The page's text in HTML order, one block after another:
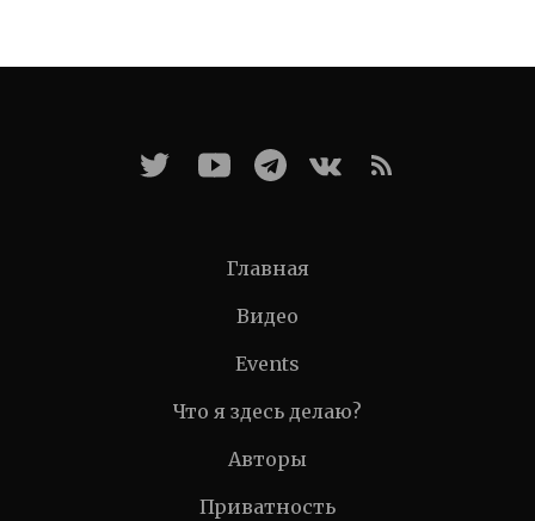
Главная
Видео
Events
Что я здесь делаю?
Авторы
Приватность